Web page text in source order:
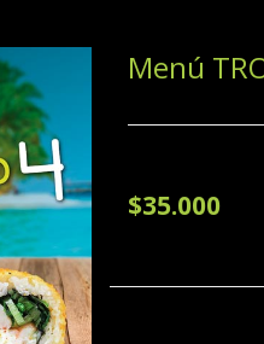
Menú
$35.000